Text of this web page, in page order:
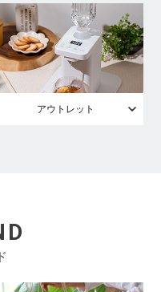
アウトレット